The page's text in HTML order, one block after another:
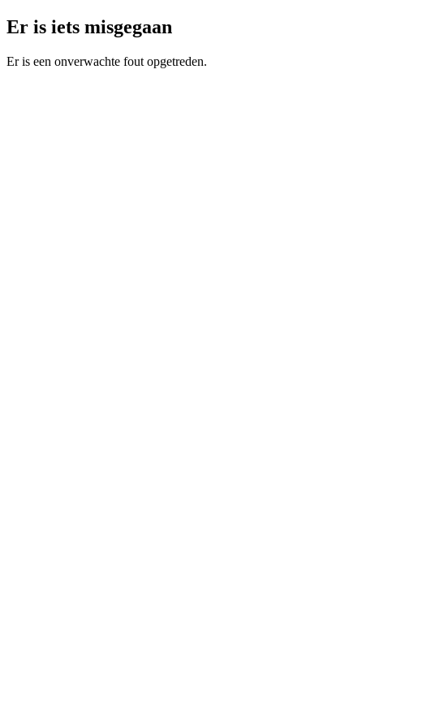
Er is iets misgegaan
Er is een onverwachte fout opgetreden.